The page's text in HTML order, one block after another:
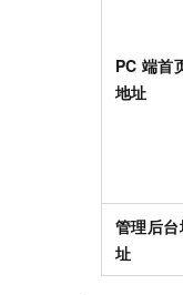
PC 端首
地址
管理后台
址